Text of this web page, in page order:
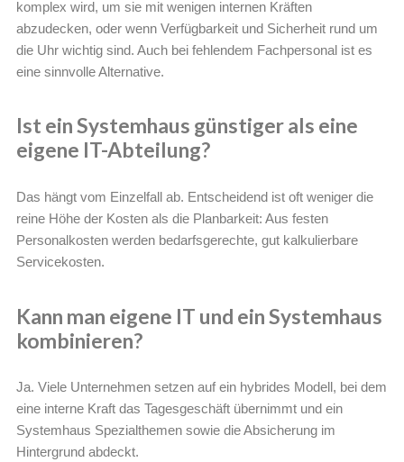
komplex wird, um sie mit wenigen internen Kräften
abzudecken, oder wenn Verfügbarkeit und Sicherheit rund um
die Uhr wichtig sind. Auch bei fehlendem Fachpersonal ist es
eine sinnvolle Alternative.
Ist ein Systemhaus günstiger als eine
eigene IT-Abteilung?
Das hängt vom Einzelfall ab. Entscheidend ist oft weniger die
reine Höhe der Kosten als die Planbarkeit: Aus festen
Personalkosten werden bedarfsgerechte, gut kalkulierbare
Servicekosten.
Kann man eigene IT und ein Systemhaus
kombinieren?
Ja. Viele Unternehmen setzen auf ein hybrides Modell, bei dem
eine interne Kraft das Tagesgeschäft übernimmt und ein
Systemhaus Spezialthemen sowie die Absicherung im
Hintergrund abdeckt.